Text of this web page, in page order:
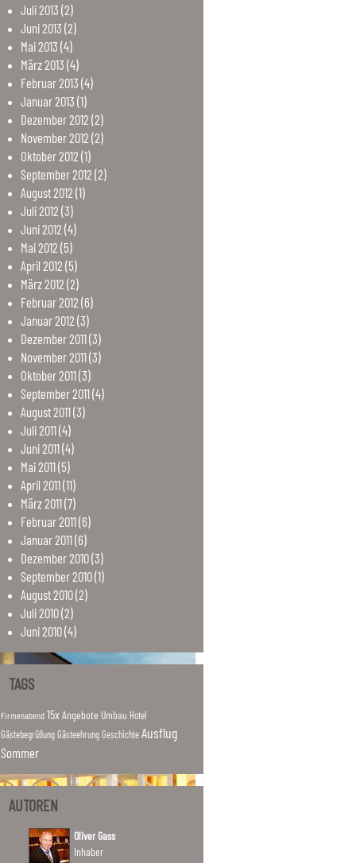
Juli2013 (2)
Juni2013 (2)
Mai2013 (4)
März2013 (4)
Februar2013 (4)
Januar2013 (1)
Dezember2012 (2)
November2012 (2)
Oktober2012 (1)
September2012 (2)
August2012 (1)
Juli2012 (3)
Juni2012 (4)
Mai2012 (5)
April 2012 (5)
März2012 (2)
Februar2012 (6)
Januar2012 (3)
Dezember2011(3)
November2011(3)
Oktober2011(3)
September2011(4)
August2011(3)
Juli2011(4)
Juni2011(4)
Mai2011(5)
April 2011(11)
März2011(7)
Februar2011(6)
Januar2011(6)
Dezember2010(3)
September2010(1)
August2010(2)
Juli2010(2)
Juni2010(4)
TAGS
Firmenabend 15xAngebote Umbau Hotel
Gästebegrüßung Gästeehrung Geschichte Ausflug
Sommer
AUTOREN
Oliver Gass
Inhaber